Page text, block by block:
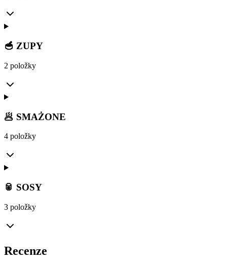
🥣 ZUPY
2 položky
🥟 SMAŻONE
4 položky
🥫 SOSY
3 položky
Recenze